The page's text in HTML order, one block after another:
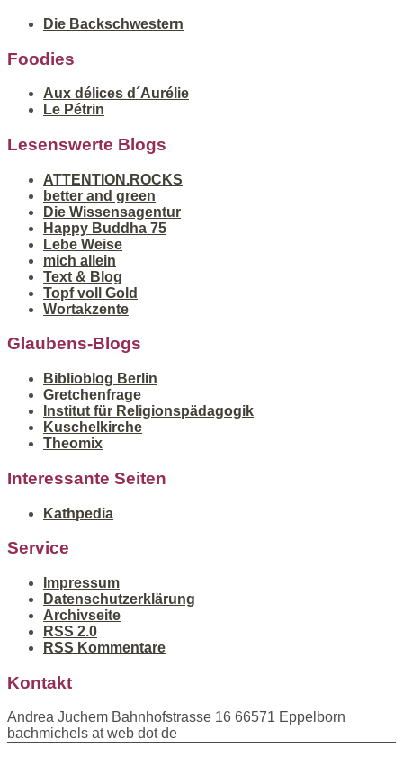
Die Backschwestern
Foodies
Aux délices d´Aurélie
Le Pétrin
Lesenswerte Blogs
ATTENTION.ROCKS
better and green
Die Wissensagentur
Happy Buddha 75
Lebe Weise
mich allein
Text & Blog
Topf voll Gold
Wortakzente
Glaubens-Blogs
Biblioblog Berlin
Gretchenfrage
Institut für Religionspädagogik
Kuschelkirche
Theomix
Interessante Seiten
Kathpedia
Service
Impressum
Datenschutzerklärung
Archivseite
RSS 2.0
RSS Kommentare
Kontakt
Andrea Juchem Bahnhofstrasse 16 66571 Eppelborn
bachmichels at web dot de